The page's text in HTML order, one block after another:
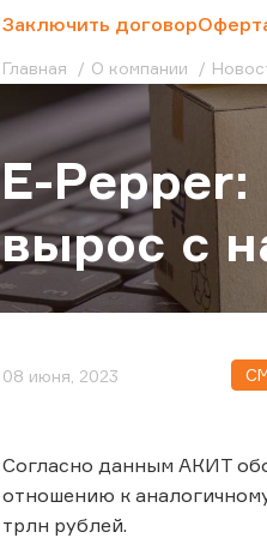
Заключить договор
Главная О компании
E-
вырос с
08 июня, 2023
Согласно данным АКИТ
отношению к
трлн рублей.